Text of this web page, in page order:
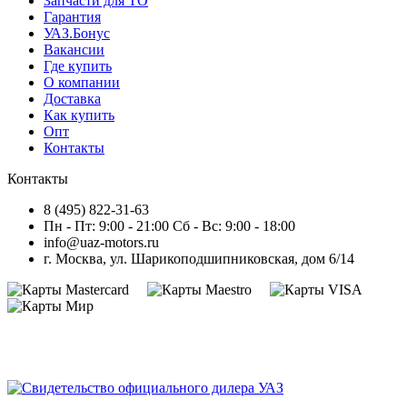
Гарантия
УАЗ.Бонус
Вакансии
Где купить
О компании
Доставка
Как купить
Опт
Контакты
Контакты
8 (495) 822-31-63
Пн - Пт: 9:00 - 21:00 Сб - Вс: 9:00 - 18:00
info@uaz-motors.ru
г. Москва, ул. Шарикоподшипниковская, дом 6/14